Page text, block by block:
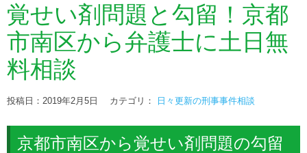
覚せい剤問題と勾留！京都
市南区から弁護士に土日無
料相談
投稿日：2019年2月5日 カテゴリ： 日々更新の刑事事件相談
京都市南区から覚せい剤問題の勾留